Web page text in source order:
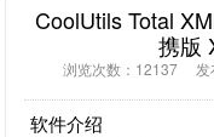
CoolUtils Total
携版
浏览次数：12137 发
软件介绍